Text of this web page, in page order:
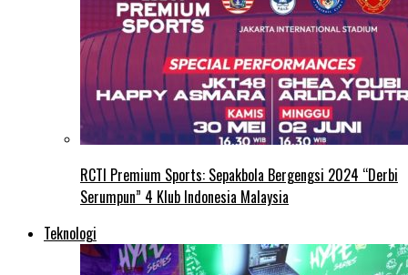
RCTI Premium Sports: Sepakbola Bergengsi 2024 “Derbi
Serumpun” 4 Klub Indonesia Malaysia
Teknologi